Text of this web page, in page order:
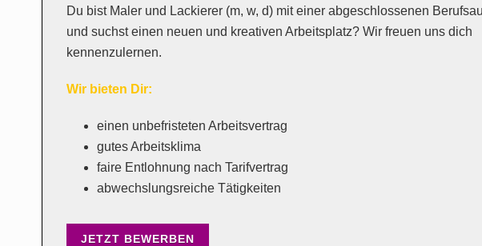
Du bist Maler und Lackierer (m, w, d) mit einer abgeschlossenen
und suchst einen neuen und kreativen Arbeitsplatz? Wir freuen uns dich
kennenzulernen.
Wir bieten Dir:
einen unbefristeten Arbeitsvertrag
gutes Arbeitsklima
faire Entlohnung nach Tarifvertrag
abwechslungsreiche Tätigkeiten
JETZT BEWERBEN